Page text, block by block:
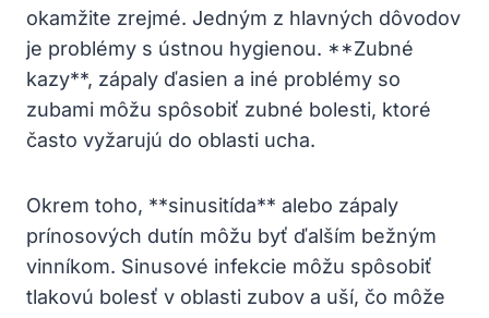
okamžite zrejmé. Jedným z hlavných dôvodov
je problémy s ústnou hygienou. **Zubné
kazy**, zápaly ďasien a iné problémy so
zubami môžu spôsobiť zubné bolesti, ktoré
často vyžarujú do oblasti ucha.
Okrem toho, **sinusitída** alebo zápaly
prínosových dutín môžu byť ďalším bežným
vinníkom. Sinusové infekcie môžu spôsobiť
tlakovú bolesť v oblasti zubov a uší, čo môže